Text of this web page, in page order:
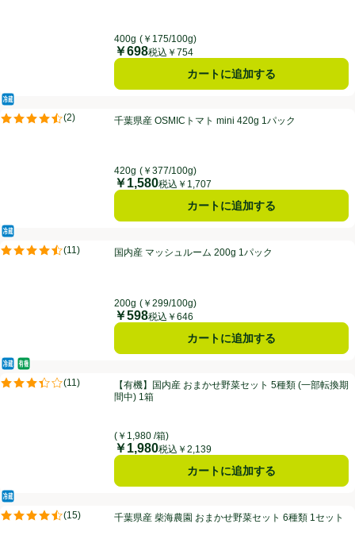
400g (￥175/100g)
価格
￥698税込￥754
カートに追加する
千葉県産 OSMICトマト mini 420g 1パック
冷蔵食品
(2)
評価は2件のレビューで5点中4.5点。千葉県産 OSMICトマト mini 420g 1パック
420g (￥377/100g)
価格
￥1,580税込￥1,707
カートに追加する
国内産 マッシュルーム 200g 1パック
冷蔵食品
(11)
評価は11件のレビューで5点中4.5点。国内産 マッシュルーム 200g 1パック
200g (￥299/100g)
価格
￥598税込￥646
カートに追加する
【有機】国内産 おまかせ野菜セット 5種類 (一部転換期間中) 1箱
冷蔵食品
オーガニック/有機
(11 )
評価は11件のレビューで5点中3.4点。【有機】国内産 おまかせ野菜セット 5種類 (一部転換期
間中) 1箱
(￥1,980 /箱)
価格
￥1,980税込￥2,139
カートに追加する
千葉県産 柴海農園 おまかせ野菜セット 6種類 1セット
冷蔵食品
(15)
評価は15件のレビューで5点中4.5点。千葉県産 柴海農園 おまかせ野菜セット 6種類 1セット